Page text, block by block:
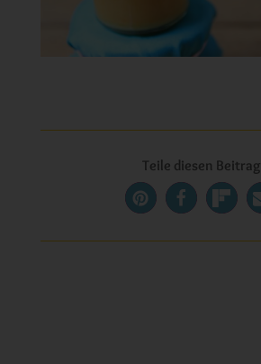
Teile diesen Beitrag